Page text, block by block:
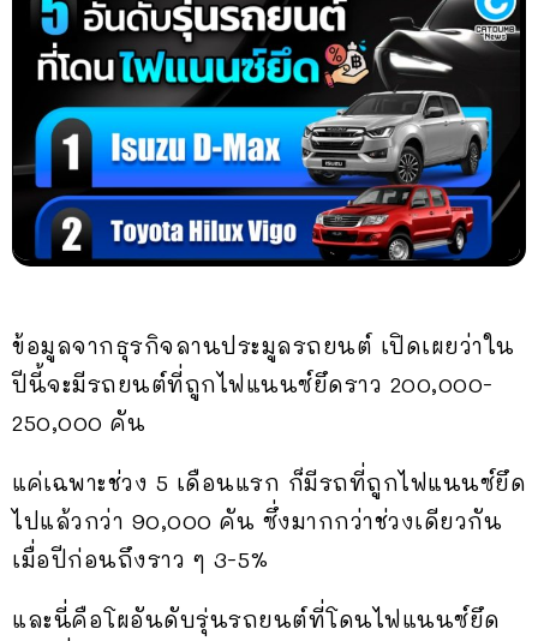
ข้อมูลจากธุรกิจลานประมูลรถยนต์ เปิดเผยว่าใน
ปีนี้จะมีรถยนต์ที่ถูกไฟแนนซ์ยึดราว 200,000-
250,000 คัน
แค่เฉพาะช่วง 5 เดือนแรก ก็มีรถที่ถูกไฟแนนซ์ยึด
ไปแล้วกว่า 90,000 คัน ซึ่งมากกว่าช่วงเดียวกัน
เมื่อปีก่อนถึงราว ๆ 3-5%
และนี่คือโผอันดับรุ่นรถยนต์ที่โดนไฟแนนซ์ยึด